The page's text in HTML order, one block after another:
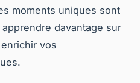
moments uniques sont
davantage sur
vos